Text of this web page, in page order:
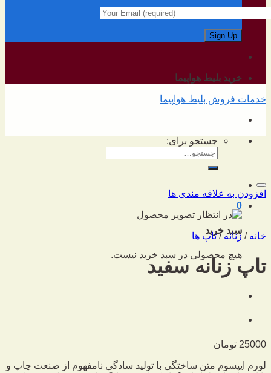
خرید بلیط هواپیما
خدمات فروش بلیط هواپیما
جستجو برای:
0
سبد خرید
هیچ محصولی در سبد خرید نیست.
افزودن به علاقه مندی ها
خانه / زنانه / تاپ ها
تاپ زنانه سفید
25000 تومان
لورم ایپسوم متن ساختگی با تولید سادگی نامفهوم از صنعت چاپ و